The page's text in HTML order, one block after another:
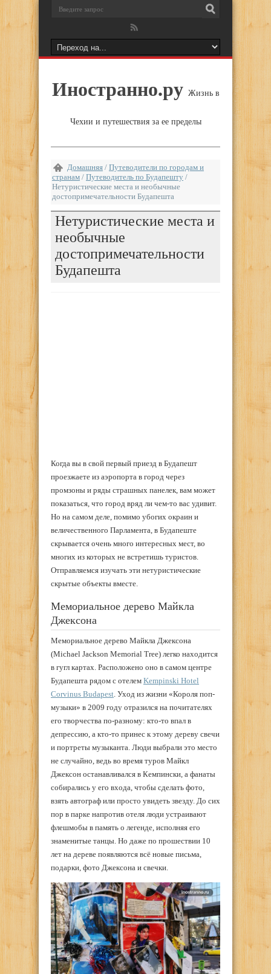
Иностранно.ру Жизнь в
Чехии и путешествия за ее пределы
Домашняя / Путеводители по городам и
странам / Путеводитель по Будапешту /
Нетуристические места и необычные
достопримечательности Будапешта
Нетуристические места и
необычные
достопримечательности
Будапешта
Когда вы в свой первый приезд в Будапешт
проезжаете из аэропорта в город через
промзоны и ряды страшных панелек, вам может
показаться, что город вряд ли чем-то вас удивит.
Но на самом деле, помимо убогих окраин и
величественного Парламента, в Будапеште
скрывается очень много интересных мест, во
многих из которых не встретишь туристов.
Отправляемся изучать эти нетуристические
скрытые объекты вместе.
Мемориальное дерево Майкла
Джексона
Мемориальное дерево Майкла Джексона
(Michael Jackson Memorial Tree) легко находится
в гугл картах. Расположено оно в самом центре
Будапешта рядом с отелем Kempinski Hotel
Corvinus Budapest . Уход из жизни «Короля поп-
музыки» в 2009 году отразился на почитателях
его творчества по-разному: кто-то впал в
депрессию, а кто-то принес к этому дереву свечи
и портреты музыканта. Люди выбрали это место
не случайно, ведь во время туров Майкл
Джексон останавливался в Кемпински, а фанаты
собирались у его входа, чтобы сделать фото,
взять автограф или просто увидеть звезду. До сих
пор в парке напротив отеля люди устраивают
флешмобы в память о легенде, исполняя его
знаменитые танцы. Но даже по прошествии 10
лет на дереве появляются всё новые письма,
подарки, фото Джексона и свечки.